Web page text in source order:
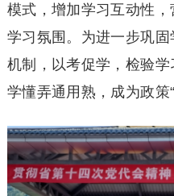
模式，增加学习互动性
学习氛围。为进一步巩固
机制，以考促学，检验
学懂弄通用熟，成为政策“